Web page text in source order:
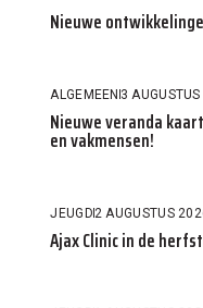
Nieuwe
ALGEMEEN 3
Nieuwe veranda
en vakmensen!
JEUGD2 AUGUSTUS
Ajax Clinic in de